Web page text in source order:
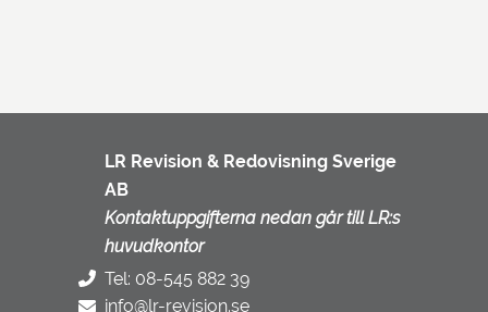
LR Revision & Redovisning Sverige
AB
Kontaktuppgifterna nedan går till LR:s
huvudkontor
Tel: 08-545 882 39
info@lr-revision.se